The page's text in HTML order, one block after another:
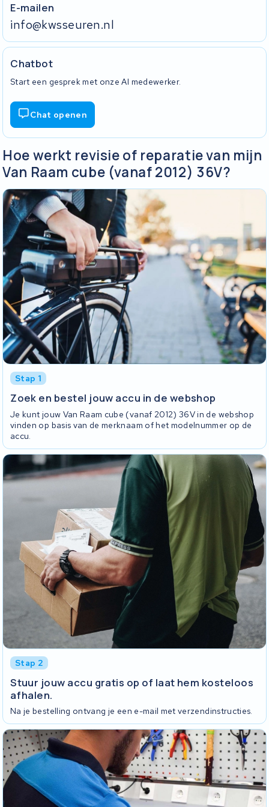
E-mailen
info@kwsseuren.nl
Chatbot
Start een gesprek met onze AI medewerker.
Chat openen
Hoe werkt revisie of reparatie van mijn
Van Raam cube (vanaf 2012) 36V?
Stap 1
Zoek en bestel jouw accu in de webshop
Je kunt jouw Van Raam cube (vanaf 2012) 36V in de webshop
vinden op basis van de merknaam of het modelnummer op de
accu.
Stap 2
Stuur jouw accu gratis op of laat hem kosteloos
afhalen.
Na je bestelling ontvang je een e-mail met verzendinstructies.